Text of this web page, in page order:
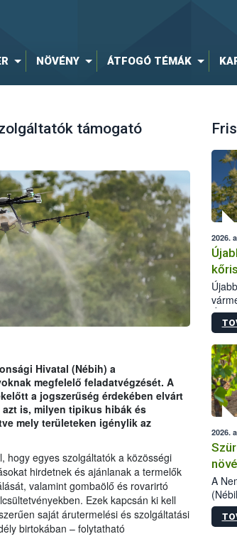
NÖVÉNY ÁTFOGÓ TÉMÁK
támogató
Hivatal (Nébih) a
megfelelő feladatvégzését. A
a jogszerűség érdekében elvárt
is, milyen tipikus hibák és
mely területeken igénylik az
hogy egyes szolgáltatók a közösségi
hirdetnek és ajánlanak a termelők
valamint gombaölő és rovarirtó
Ezek kapcsán ki kell
saját árutermelési és szolgáltatási
birtokában – folytatható
2026.
2026.
A